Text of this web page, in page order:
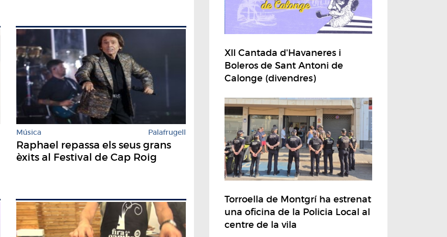
Música Palafrugell
Raphael repassa els seus grans
èxits al Festival de Cap Roig
XII Cantada d'Havaneres i
Boleros de Sant Antoni de
Calonge (divendres)
Torroella de Montgrí ha estrenat
una oficina de la Policia Local al
centre de la vila